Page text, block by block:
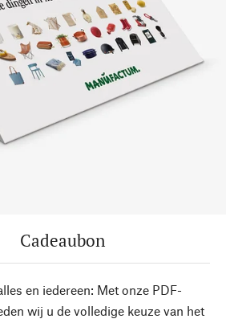
Cadeaubon
en iedereen: Met onze PDF-
wij u de volledige keuze van het